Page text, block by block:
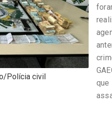
Polícia civil